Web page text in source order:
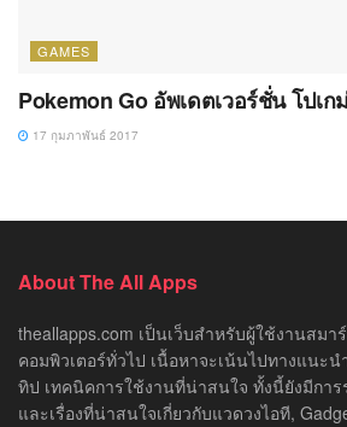
GAMES
Pokemon Go อัพเดตเวอร์ชั่น โปเ
17 กุมภาพันธ์ 2017
About The All Apps
theallapps.com เป็นเว็บสำหรับผู้ใช้งานสม
คอมพิวเตอร์ทั่วไป เนื้อหาจะเน้นไปทางแนะ
ทิป เทคนิคการใช้งานที่น่าสนใจ ทั้งนี้ยังมีกา
และเรื่องที่น่าสนใจเกี่ยวกับแวดวงไอที,